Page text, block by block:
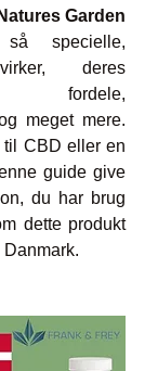
Natures Garden
specielle,
deres
fordele,
meget mere.
til CBD eller en
guide give
du har brug
dette produkt